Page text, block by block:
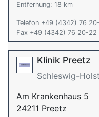
Entfernung: 18 km
Telefon +49 (4342) 76
Fax +49 (4342) 76 20-22
Klinik Preetz
Schleswig-
Am Krankenhaus 5
24211 Preetz